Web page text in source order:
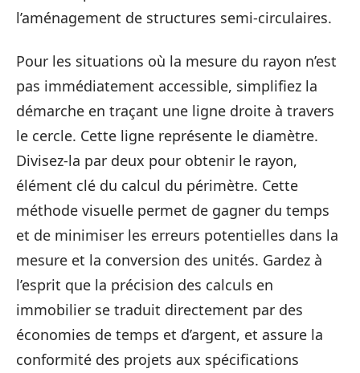
l’aménagement de structures semi-circulaires.
Pour les situations où la mesure du rayon n’est
pas immédiatement accessible, simplifiez la
démarche en traçant une ligne droite à travers
le cercle. Cette ligne représente le diamètre.
Divisez-la par deux pour obtenir le rayon,
élément clé du calcul du périmètre. Cette
méthode visuelle permet de gagner du temps
et de minimiser les erreurs potentielles dans la
mesure et la conversion des unités. Gardez à
l’esprit que la précision des calculs en
immobilier se traduit directement par des
économies de temps et d’argent, et assure la
conformité des projets aux spécifications